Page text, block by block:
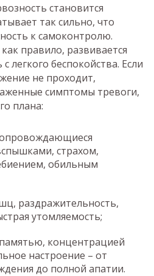
становится
так сильно, что
к самоконтролю.
правило, развивается
легкого беспокойства. Если
не проходит,
симптомы тревоги,
плана:
страхом,
обильным
раздражительность,
утомляемость;
концентрацией
настроение – от
до полной апатии.